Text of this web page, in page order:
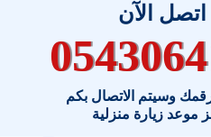
اتصل الآن
رقمك وسيتم الاتصال بكم
موعد زيارة منزلية